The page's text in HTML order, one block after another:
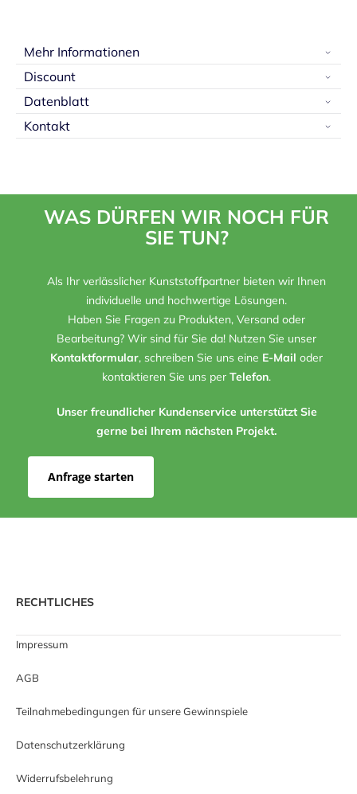
Mehr Informationen
Discount
Datenblatt
Kontakt
WAS DÜRFEN WIR NOCH FÜR
SIE TUN?
Als Ihr verlässlicher Kunststoffpartner bieten wir Ihnen
individuelle und hochwertige Lösungen.
Haben Sie Fragen zu Produkten, Versand oder
Bearbeitung? Wir sind für Sie da! Nutzen Sie unser
Kontaktformular, schreiben Sie uns eine E-Mail oder
kontaktieren Sie uns per Telefon.
Unser freundlicher Kundenservice unterstützt Sie
gerne bei Ihrem nächsten Projekt.
Anfrage starten
RECHTLICHES
Impressum
AGB
Teilnahmebedingungen für unsere Gewinnspiele
Datenschutzerklärung
Widerrufsbelehrung